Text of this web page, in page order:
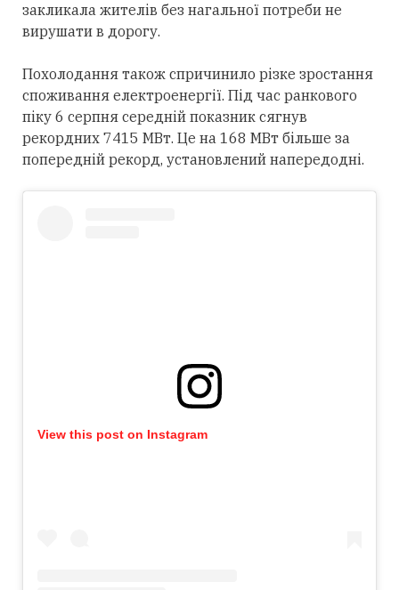
закликала жителів без нагальної потреби не
вирушати в дорогу.
Похолодання також спричинило різке зростання
споживання електроенергії. Під час ранкового
піку 6 серпня середній показник сягнув
рекордних 7415 МВт. Це на 168 МВт більше за
попередній рекорд, установлений напередодні.
View this post on Instagram